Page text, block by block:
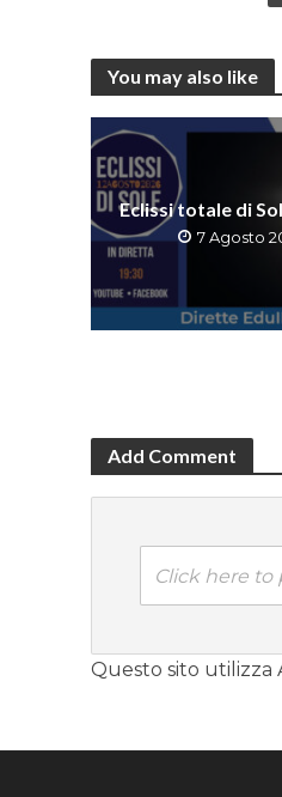
You may also like
Eclissi totale di
7 Agosto
Add Comment
Click here
Questo sito utilizza